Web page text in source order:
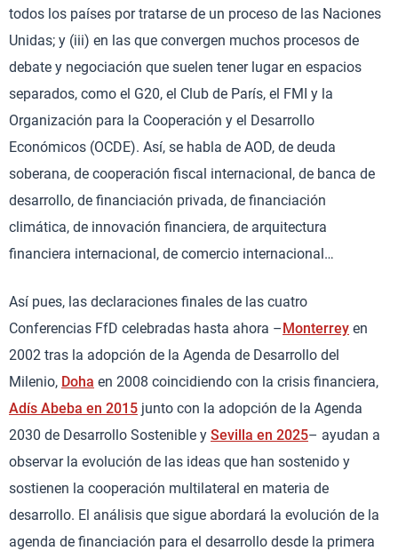
todos los países por tratarse de un proceso de las Naciones
Unidas; y (iii) en las que convergen muchos procesos de
debate y negociación que suelen tener lugar en espacios
separados, como el G20, el Club de París, el FMI y la
Organización para la Cooperación y el Desarrollo
Económicos (OCDE). Así, se habla de AOD, de deuda
soberana, de cooperación fiscal internacional, de banca de
desarrollo, de financiación privada, de financiación
climática, de innovación financiera, de arquitectura
financiera internacional, de comercio internacional…
Así pues, las declaraciones finales de las cuatro
Conferencias FfD celebradas hasta ahora –Monterrey en
2002 tras la adopción de la Agenda de Desarrollo del
Milenio, Doha en 2008 coincidiendo con la crisis financiera,
Adís Abeba en 2015 junto con la adopción de la Agenda
2030 de Desarrollo Sostenible y Sevilla en 2025– ayudan a
observar la evolución de las ideas que han sostenido y
sostienen la cooperación multilateral en materia de
desarrollo. El análisis que sigue abordará la evolución de la
agenda de financiación para el desarrollo desde la primera